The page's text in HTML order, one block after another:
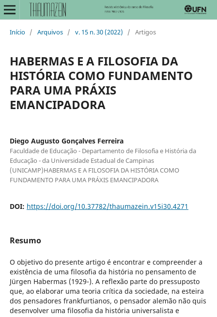
Início / Arquivos / v. 15 n. 30 (2022) / Artigos
HABERMAS E A FILOSOFIA DA
HISTÓRIA COMO FUNDAMENTO
PARA UMA PRÁXIS
EMANCIPADORA
Diego Augusto Gonçalves Ferreira
Faculdade de Educação - Departamento de Filosofia e História da
Educação - da Universidade Estadual de Campinas
(UNICAMP)HABERMAS E A FILOSOFIA DA HISTÓRIA COMO
FUNDAMENTO PARA UMA PRÁXIS EMANCIPADORA
DOI: https://doi.org/10.37782/thaumazein.v15i30.4271
Resumo
O objetivo do presente artigo é encontrar e compreender a
existência de uma filosofia da história no pensamento de
Jürgen Habermas (1929-). A reflexão parte do pressuposto
que, ao elaborar uma teoria crítica da sociedade, na esteira
dos pensadores frankfurtianos, o pensador alemão não quis
desenvolver uma filosofia da história universalista e